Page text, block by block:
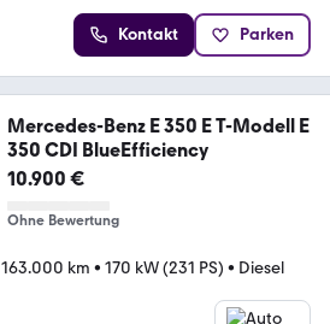
Kontakt Parken
Mercedes-Benz E 350 E T-Modell E
350 CDI BlueEfficiency
10.900 €
Ohne Bewertung
163.000 km • 170 kW (231 PS) • Diesel